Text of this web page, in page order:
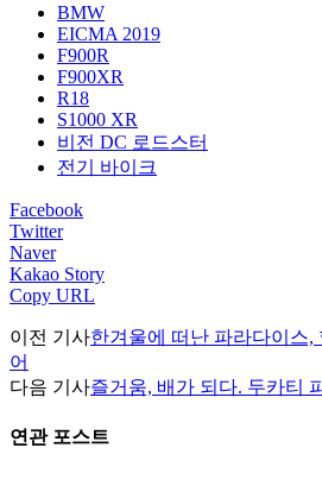
BMW
EICMA 2019
F900R
F900XR
R18
S1000 XR
비전 DC 로드스터
전기 바이크
Facebook
Twitter
Naver
Kakao Story
Copy URL
이전 기사한겨울에 떠난 파라다이스,
어
다음 기사즐거움, 배가 되다. 두카티
연관 포스트